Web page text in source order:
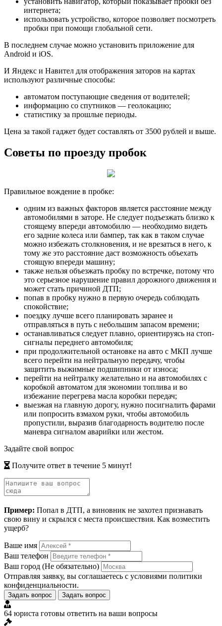
интернета;
использовать устройство, которое позволяет посмотреть
пробки при помощи глобальной сети.
В последнем случае можно установить приложение для
Android и iOS.
И Яндекс и Навител для отображения заторов на картах
используют различные способы:
автоматом поступающие сведения от водителей;
информацию со спутников — геолокацию;
статистику за прошлые периоды.
Цена за такой гаджет будет составлять от 3500 рублей и выше.
Советы по проезду пробок
Правильное вождение в пробке:
одним из важных факторов является расстояние между
автомобилями в заторе. Не следует подъезжать близко к
стоящему впереди автомобилю — необходимо видеть
его задние колеса или бампер, так как в таком случае
можно избежать столкновения, и не врезаться в него, к
тому же это расстояние даст возможность объехать
стоящую впереди машину;
также нельзя объезжать пробку по встречке, потому что
это серьезное нарушение правил дорожного движения и
может стать причиной ДТП;
попав в пробку нужно в первую очередь соблюдать
спокойствие;
поездку лучше всего планировать заранее и
отправляться в путь с небольшим запасом времени;
останавливаться следует плавно, ориентируясь на стоп-
сигналы переднего автомобиля;
при продолжительной остановке на авто с МКП лучше
всего перейти на нейтральную передачу, чтобы
защитить выжимные подшипники от износа;
перейти на нейтралку желательно и на автомобилях с
коробкой автоматом для экономии топлива и во
избежание перегрева масла коробки передач;
выезжая на главную дорогу, нужно посигналить фарами
или попросить взмахом руки, чтобы автомобиль
пропустили, выразив благодарность водителю после
маневра сигналом аварийки или жестом.
Задайте свой вопрос
Получите ответ в течение 5 минут!
Пример: Попал в ДТП, а виновник не захотел признавать
свою вину и скрылся с места происшествия. Как возместить
ущерб?
Ваше имя
Ваш телефон
Ваш город (Не обязательно)
Отправляя заявку, вы соглашаетесь с условиями политики
конфиденциальности.
Задать вопрос Задать вопрос
64 юриста готовы ответить на ваши вопросы